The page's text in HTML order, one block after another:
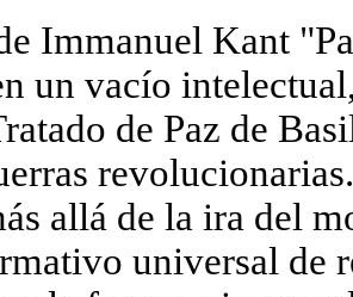
Immanuel Kant
un vacío
de Paz de
allá de la ira del
universal de